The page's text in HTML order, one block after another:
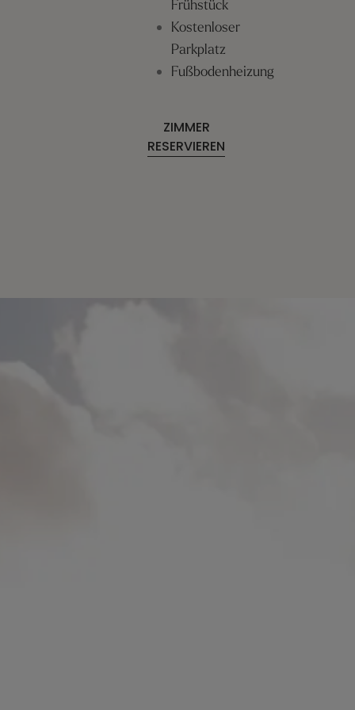
Frühstück
Kostenloser
Parkplatz
Fußbodenheizung
ZIMMER
RESERVIEREN